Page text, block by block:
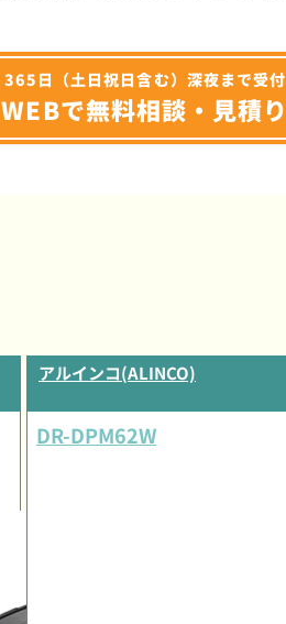
365日（土日祝日含む）深夜まで受付
WEBで無料相談・見積り
アルインコ(ALINCO)
DR-DPM62W